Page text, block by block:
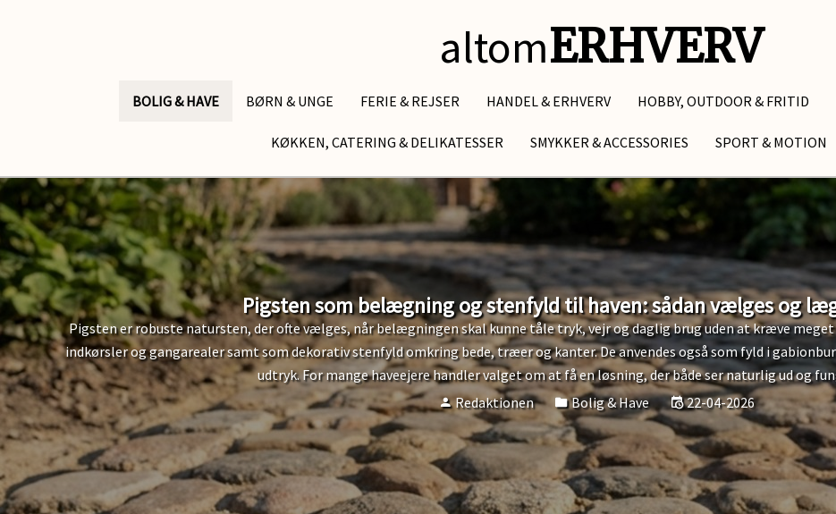
altomERHVERV
BOLIG & HAVE BØRN & UNGE FERIE & REJSER HANDEL & ERHVERV HOBBY, OUTDOOR & FRITID
KØKKEN, CATERING & DELIKATESSER SMYKKER & ACCESSORIES SPORT & MOTION
Pigsten som belægning og stenfyld til haven: sådan vælges og
Pigsten er robuste natursten, der ofte vælges, når belægningen skal kunne tåle tryk, vejr og daglig brug uden at kræve
indkørsler og gangarealer samt som dekorativ stenfyld omkring bede, træer og kanter. De anvendes også som fyld i
udtryk. For mange haveejere handler valget om at få en løsning, der både ser naturlig ud og
Redaktionen
Bolig & Have 22-04-2026